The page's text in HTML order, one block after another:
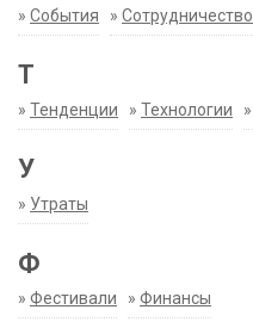
» События » Сотрудничество
Т
» Тенденции » Технологии »
У
» Утраты
Ф
» Фестивали » Финансы